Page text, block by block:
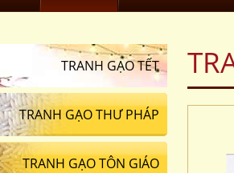
TRANH GẠO TẾT
TRANH GẠO THƯ PHÁP
TRANH GẠO TÔN GIÁO